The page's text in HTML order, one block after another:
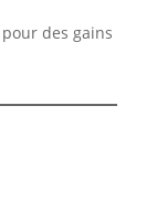
des gains